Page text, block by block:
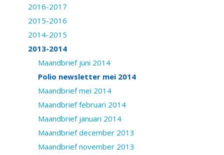
2016-2017
2015-2016
2014-2015
2013-2014
Maandbrief juni 2014
Polio newsletter mei 2014
Maandbrief mei 2014
Maandbrief februari 2014
Maandbrief januari 2014
Maandbrief december 2013
Maandbrief november 2013